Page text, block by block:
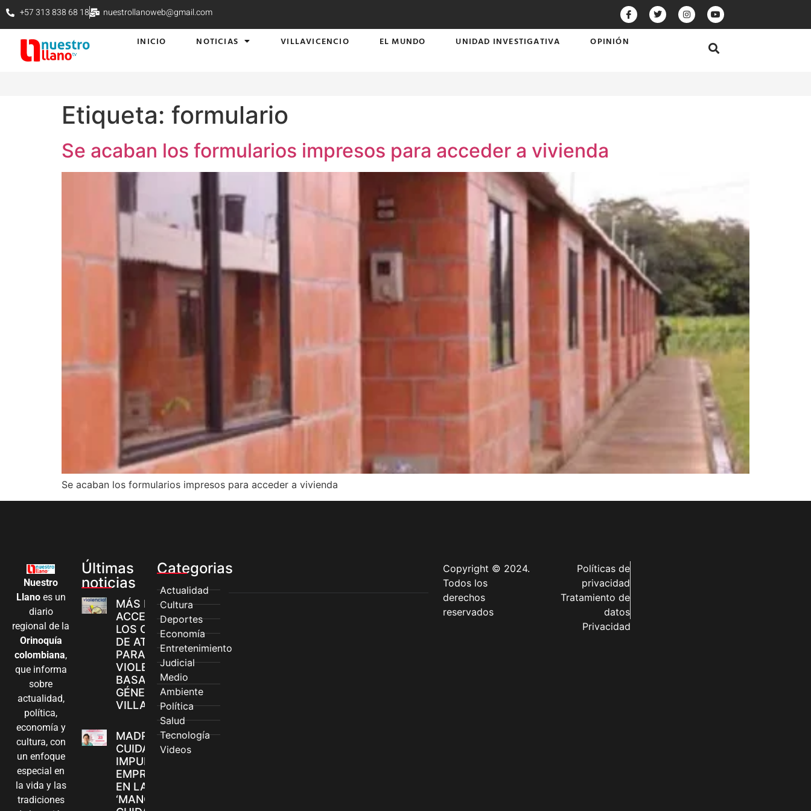
+57 313 838 68 18 nuestrollanoweb@gmail.com
INICIO NOTICIAS VILLAVICENCIO EL MUNDO UNIDAD INVESTIGATIVA OPINIÓN
Etiqueta: formulario
Se acaban los formularios impresos para acceder a vivienda
Se acaban los formularios impresos para acceder a vivienda
Nuestro
Llanoes un
diario
regional de la
Orinoquía
colombiana,
que informa
sobre
actualidad,
política,
economía y
cultura, con
un enfoque
especial en
la vida y las
tradiciones
Últimas
noticias
MÁS MUJERES
ACCEDEN A
LOS CANALES
DE ATENCIÓN
PARA
VIOLENCIAS
BASADAS EN
GÉNERO EN
VILLAVICENCIO
MADRES
CUIDADORAS
IMPULSAN SUS
EMPRENDIMIENTOS
EN LA FERIA
‘MANOS QUE
Categorias
Actualidad
Cultura
Deportes
Economía
Entretenimiento
Judicial
Medio
Ambiente
Política
Salud
Tecnología
Videos
Copyright © 2024.
Todos los
derechos
reservados
Políticas de
privacidad
Tratamiento de
datos
Privacidad